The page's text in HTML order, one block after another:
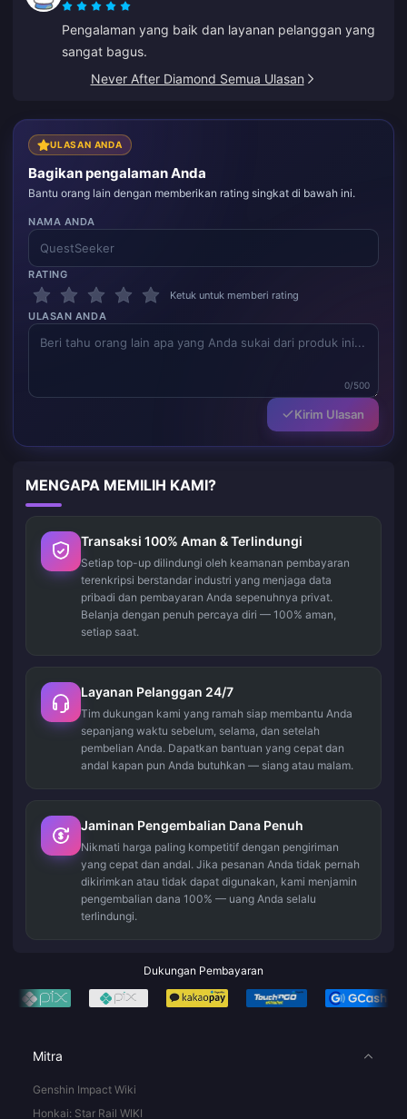
Pengalaman yang baik dan layanan pelanggan yang
sangat bagus.
Never After Diamond Semua Ulasan
ULASAN ANDA
Bagikan pengalaman Anda
Bantu orang lain dengan memberikan rating singkat di bawah ini.
NAMA ANDA
RATING
Ketuk untuk memberi rating
ULASAN ANDA
0/500
Kirim Ulasan
MENGAPA MEMILIH KAMI?
Transaksi 100% Aman & Terlindungi
Setiap top-up dilindungi oleh keamanan pembayaran
terenkripsi berstandar industri yang menjaga data
pribadi dan pembayaran Anda sepenuhnya privat.
Belanja dengan penuh percaya diri — 100% aman,
setiap saat.
Layanan Pelanggan 24/7
Tim dukungan kami yang ramah siap membantu Anda
sepanjang waktu sebelum, selama, dan setelah
pembelian Anda. Dapatkan bantuan yang cepat dan
andal kapan pun Anda butuhkan — siang atau malam.
Jaminan Pengembalian Dana Penuh
Nikmati harga paling kompetitif dengan pengiriman
yang cepat dan andal. Jika pesanan Anda tidak pernah
dikirimkan atau tidak dapat digunakan, kami menjamin
pengembalian dana 100% — uang Anda selalu
terlindungi.
Dukungan Pembayaran
Mitra
Genshin Impact Wiki
Honkai: Star Rail WIKI